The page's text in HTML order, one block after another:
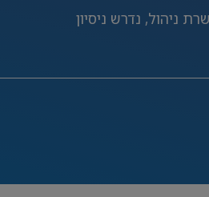
ניהול, נדרש ניסיון